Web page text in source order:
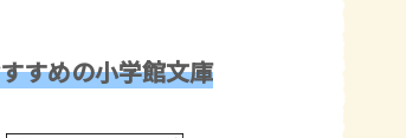
すめの小学館文庫